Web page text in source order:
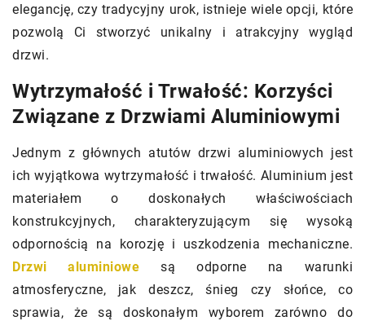
elegancję, czy tradycyjny urok, istnieje wiele opcji, które
pozwolą Ci stworzyć unikalny i atrakcyjny wygląd
drzwi.
Wytrzymałość i Trwałość: Korzyści
Związane z Drzwiami Aluminiowymi
Jednym z głównych atutów drzwi aluminiowych jest
ich wyjątkowa wytrzymałość i trwałość. Aluminium jest
materiałem o doskonałych właściwościach
konstrukcyjnych, charakteryzującym się wysoką
odpornością na korozję i uszkodzenia mechaniczne.
Drzwi aluminiowe są odporne na warunki
atmosferyczne, jak deszcz, śnieg czy słońce, co
sprawia, że są doskonałym wyborem zarówno do